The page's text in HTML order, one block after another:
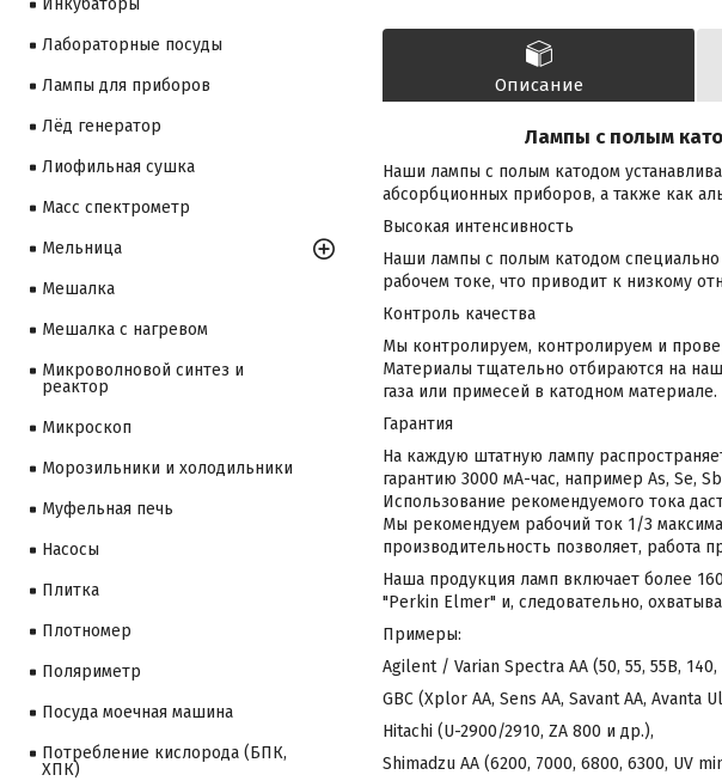
Описание
Лампы с полым
Наши лампы с полым катодом
абсорбционных приборов, а также как
Высокая интенсивность
Наши лампы с полым катодом
рабочем токе, что приводит к низкому
Контроль качества
Мы контролируем, контролируем и
Материалы тщательно отбираются на
газа или примесей в катодном материале.
Гарантия
На каждую штатную лампу
гарантию 3000 мА-час, например As, Se,
Использование рекомендуемого тока
Мы рекомендуем рабочий ток 1/3
производительность позволяет,
Наша продукция ламп включает более
"Perkin Elmer" и, следовательно,
Примеры:
Agilent / Varian Spectra AA (50, 55, 55B, 140,
GBC (Xplor AA, Sens AA, Savant AA, Avanta
Hitachi (U-2900/2910, ZA 800 и др.),
Shimadzu AA (6200, 7000, 6800, 6300, UV
Инкубаторы
Лабораторные посуды
Лампы для приборов
Лёд генератор
Лиофильная сушка
Масс спектрометр
Мельница
Мешалка
Мешалка с нагревом
Микроволновой синтез и
реактор
Микроскоп
Морозильники и холодильники
Муфельная печь
Насосы
Плитка
Плотномер
Поляриметр
Посуда моечная машина
Потребление кислорода (БПК,
ХПК)